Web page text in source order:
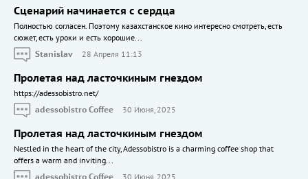
Сценарий начинается с сердца
Полностью согласен. Поэтому казахстанское кино интересно смотреть, есть
сюжет, есть уроки и есть хорошие...
Stanislav
28 Апреля 11:13
Пролетая над ласточкиным гнездом
https://adessobistro.net/
adessobistro Coffee
30 Июня, 2025
Пролетая над ласточкиным гнездом
Nestled in the heart of the city, Adessobistro is a charming coffee shop that
offers a warm and inviting...
adessobistro Coffee
30 Июня, 2025